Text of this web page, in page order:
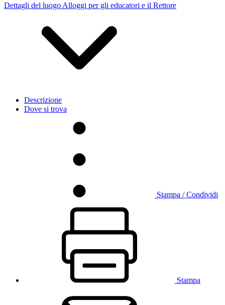
Dettagli del luogo Alloggi per gli educatori e il Rettore
Descrizione
Dove si trova
Stampa / Condividi
Stampa